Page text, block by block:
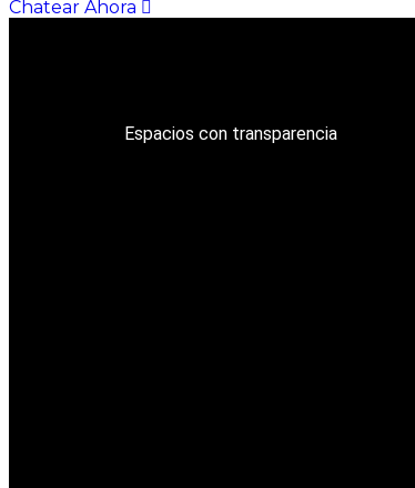
Chatear Ahora
Espacios con transparencia